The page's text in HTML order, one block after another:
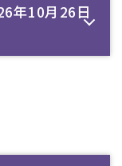
年10月26日